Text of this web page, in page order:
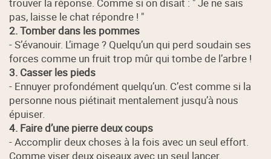
pas, laisse le chat répondre ! "
2. Tomber dans les pommes
- S’évanouir. L’image ? Quelqu’un qui perd soudain ses
forces comme un fruit trop mûr qui tombe de l’arbre !
3. Casser les pieds
- Ennuyer profondément quelqu’un. C’est comme si la
personne nous piétinait mentalement jusqu’à nous
épuiser.
4. Faire d’une pierre deux coups
- Accomplir deux choses à la fois avec un seul effort.
Comme viser deux oiseaux avec un seul lancer.